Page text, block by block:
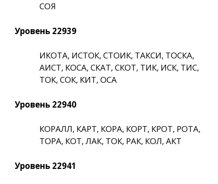
СОЯ
Уровень 22939
ИКОТА, ИСТОК, СТОИК, ТАКСИ, ТОСКА,
АИСТ, КОСА, СКАТ, СКОТ, ТИК, ИСК, ТИС,
ТОК, СОК, КИТ, ОСА
Уровень 22940
КОРАЛЛ, КАРТ, КОРА, КОРТ, КРОТ, РОТА,
ТОРА, КОТ, ЛАК, ТОК, РАК, КОЛ, АКТ
Уровень 22941